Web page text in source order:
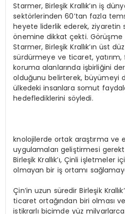
Starmer, Birleşik Krallık’ın iş
sektörlerinden 60’tan fazla
heyete liderlik ederek, ziyaretin
önemine dikkat çekti. Görüşme
Starmer, Birleşik Krallık’ın üst
sürdürmeye ve ticaret,
koruma alanlarında işbirliğini
olduğunu belirterek, büyümeyi
ülkedeki insanlara somut
hedeflediklerini söyledi.
knolojilerde ortak araştırma ve
uygulamaları geliştirmesi
Birleşik Krallık’ı, Çinli işletmeler
olmayan bir iş ortamı
Çin’in uzun süredir Birleşik
ticaret ortağından biri olması
istikrarlı biçimde yüz